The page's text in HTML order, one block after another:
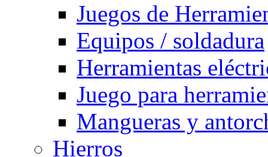
Juegos de
Equipos / soldadura
Herramientas
Juego para
Mangueras y
Hierros